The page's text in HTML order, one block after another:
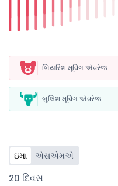
બિયરિશ મૂવિંગ એવરેજ
બુલિશ મૂવિંગ એવરેજ
ઇમા એસએમએ
20 દિવસ